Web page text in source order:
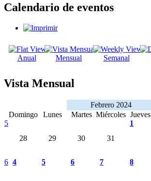
Calendario de eventos
Anual Mensual Semanal
Vista Mensual
Febrero 2024
Domingo
Lunes Martes Miércoles Jueves
5
28
29 30 31
1
6 4 5 6 7 8